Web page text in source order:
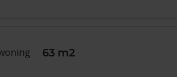
63 m2